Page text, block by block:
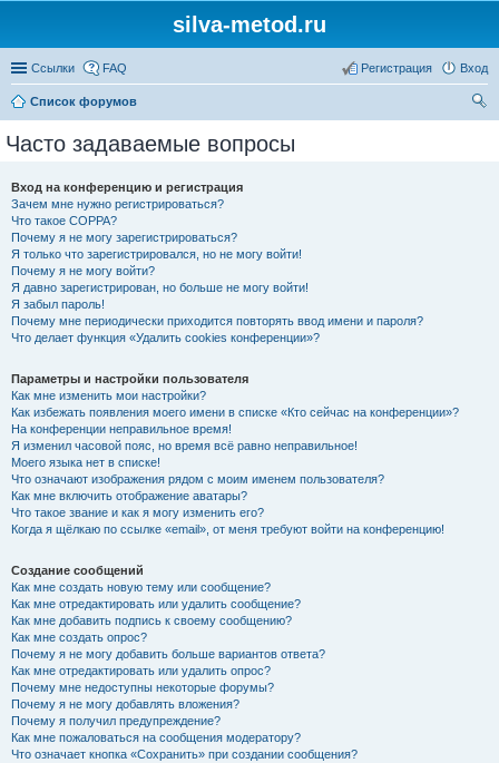
silva-metod.ru
Ссылки FAQ Вход
Регистрация
Список форумов
Часто задаваемые вопросы
Вход на конференцию и регистрация
Зачем мне нужно регистрироваться?
Что такое COPPA?
Почему я не могу зарегистрироваться?
Я только что зарегистрировался, но не могу войти!
Почему я не могу войти?
Я давно зарегистрирован, но больше не могу войти!
Я забыл пароль!
Почему мне периодически приходится повторять ввод имени и пароля?
Что делает функция «Удалить cookies конференции»?
Параметры и настройки пользователя
Как мне изменить мои настройки?
Как избежать появления моего имени в списке «Кто сейчас на конференции»?
На конференции неправильное время!
Я изменил часовой пояс, но время всё равно неправильное!
Моего языка нет в списке!
Что означают изображения рядом с моим именем пользователя?
Как мне включить отображение аватары?
Что такое звание и как я могу изменить его?
Когда я щёлкаю по ссылке «email», от меня требуют войти на конференцию!
Создание сообщений
Как мне создать новую тему или сообщение?
Как мне отредактировать или удалить сообщение?
Как мне добавить подпись к своему сообщению?
Как мне создать опрос?
Почему я не могу добавить больше вариантов ответа?
Как мне отредактировать или удалить опрос?
Почему мне недоступны некоторые форумы?
Почему я не могу добавлять вложения?
Почему я получил предупреждение?
Как мне пожаловаться на сообщения модератору?
Что означает кнопка «Сохранить» при создании сообщения?